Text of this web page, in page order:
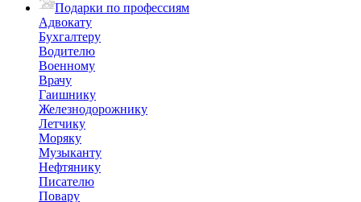
Подарки по профессиям
Адвокату
Бухгалтеру
Водителю
Военному
Врачу
Гаишнику
Железнодорожнику
Летчику
Моряку
Музыканту
Нефтянику
Писателю
Повару